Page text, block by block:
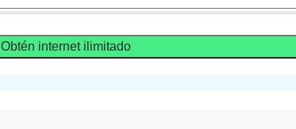
Obtén internet ilimitado